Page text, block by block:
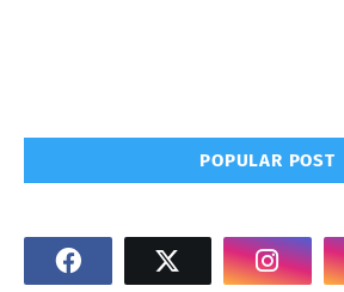
POPULAR POST